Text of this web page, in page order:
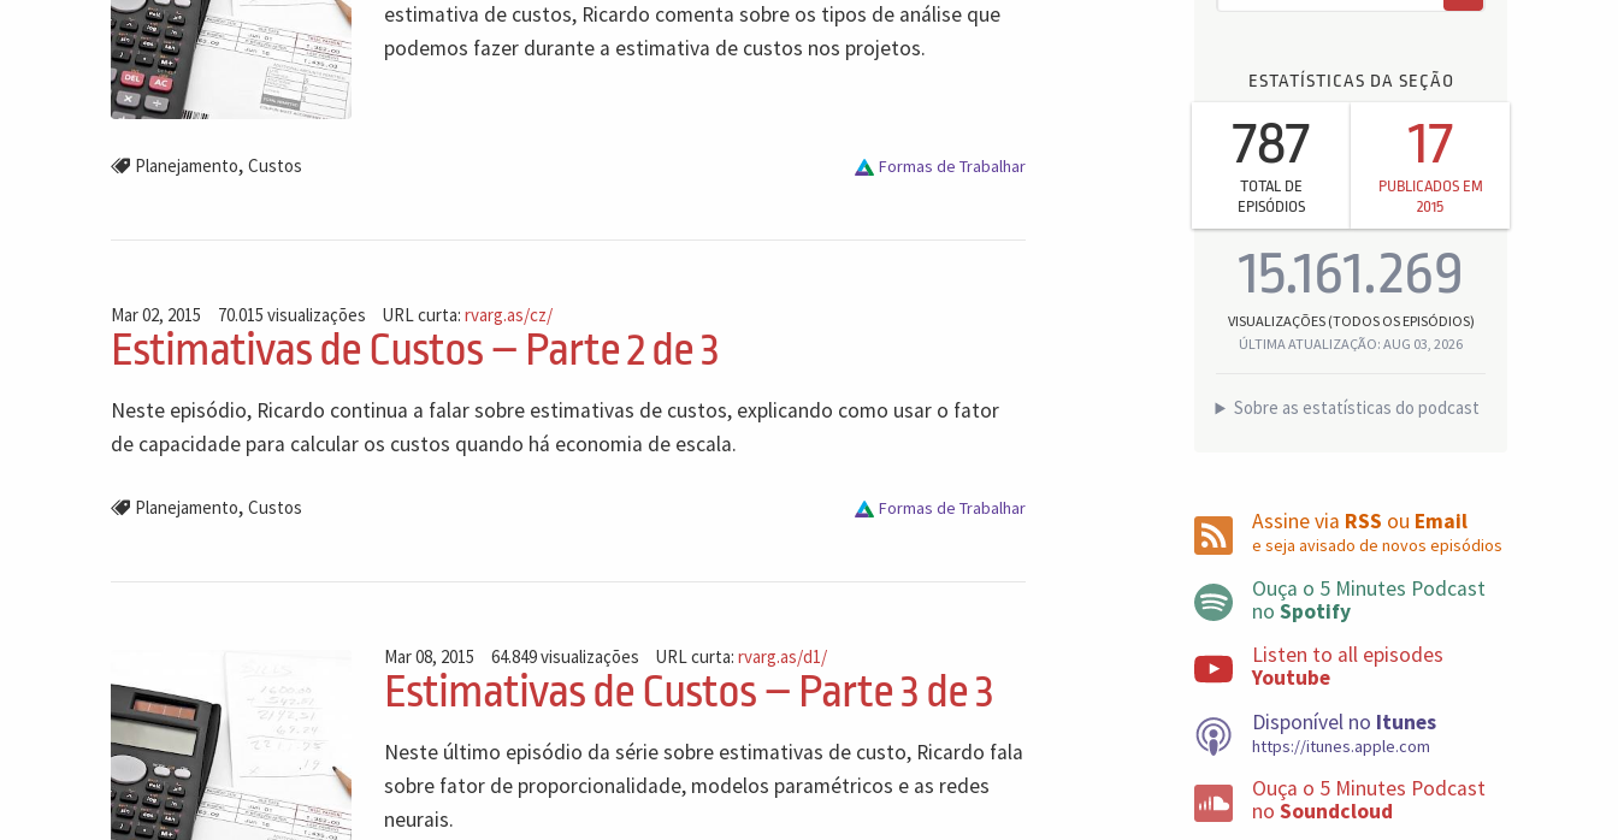
estimativa de custos, Ricardo comenta sobre os tipos de análise que
podemos fazer durante a estimativa de custos nos projetos.
Planejamento, Custos Formas de Trabalhar
Mar 02, 2015 70.015 visualizações URL curta:rvarg.as/cz/
Estimativas de Custos – Parte 2 de 3
Neste episódio, Ricardo continua a falar sobre estimativas de custos, explicando como usar o fator
de capacidade para calcular os custos quando há economia de escala.
Planejamento, Custos Formas de Trabalhar
Mar 08, 2015 64.849 visualizações URL curta:rvarg.as/d1/
Estimativas de Custos – Parte 3 de 3
Neste último episódio da série sobre estimativas de custo, Ricardo fala
sobre fator de proporcionalidade, modelos paramétricos e as redes
neurais.
ESTATÍSTICAS DA SEÇÃO
787
TOTAL DE
EPISÓDIOS
17
PUBLICADOS EM
2015
15.161.269
VISUALIZAÇÕES (TODOS OS EPISÓDIOS)
ÚLTIMA ATUALIZAÇÃO: AUG 03, 2026
Sobre as estatísticas do podcast
Assine via RSS ou Email
e seja avisado de novos episódios
Ouça o 5 Minutes Podcast
no Spotify
Listen to all episodes
Youtube
Disponível no Itunes
https://itunes.apple.com
Ouça o 5 Minutes Podcast
no Soundcloud